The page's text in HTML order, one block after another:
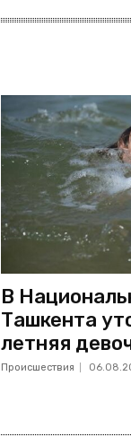
В
Ташкента
летняя
Происшествия